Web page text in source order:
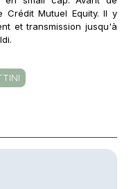
Mutuel Equity. Il y
et transmission jusqu'à